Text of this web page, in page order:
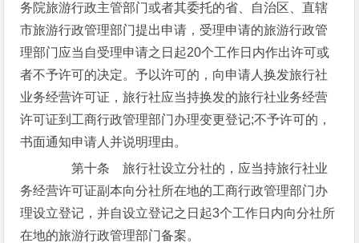
务院旅游行政主管部门或者其委托的省、自治区、直辖
市旅游行政管理部门提出申请，受理申请的旅游行政管
理部门应当自受理申请之日起20个工作日内作出许可或
者不予许可的决定。予以许可的，向申请人换发旅行社
业务经营许可证，旅行社应当持换发的旅行社业务经营
许可证到工商行政管理部门办理变更登记;不予许可的，
书面通知申请人并说明理由。
第十条 旅行社设立分社的，应当持旅行社业
务经营许可证副本向分社所在地的工商行政管理部门办
理设立登记，并自设立登记之日起3个工作日内向分社所
在地的旅游行政管理部门备案。